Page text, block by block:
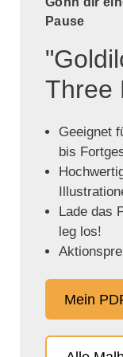
Pause
Three
Geeignet
bis
Lade das
leg los!
Mein